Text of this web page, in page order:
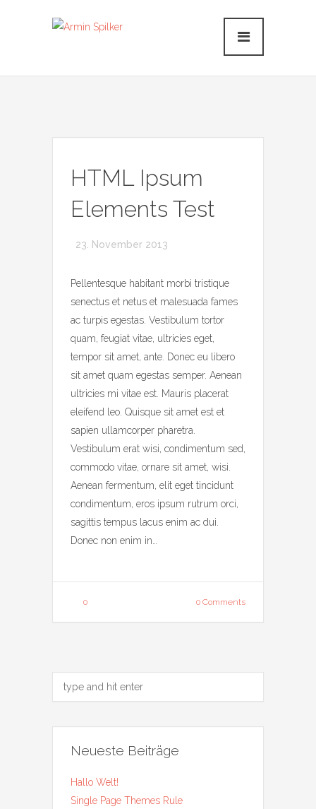
HTML Ipsum
Elements Test
23. November 2013
Pellentesque habitant morbi tristique
senectus et netus et malesuada fames
ac turpis egestas. Vestibulum tortor
quam, feugiat vitae, ultricies eget,
tempor sit amet, ante. Donec eu libero
sit amet quam egestas semper. Aenean
ultricies mi vitae est. Mauris placerat
eleifend leo. Quisque sit amet est et
sapien ullamcorper pharetra.
Vestibulum erat wisi, condimentum sed,
commodo vitae, ornare sit amet, wisi.
Aenean fermentum, elit eget tincidunt
condimentum, eros ipsum rutrum orci,
sagittis tempus lacus enim ac dui.
Donec non enim in…
0 0 Comments
Neueste Beiträge
Hallo Welt!
Single Page Themes Rule